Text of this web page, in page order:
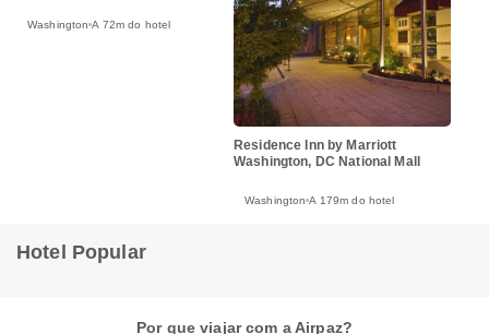
Washington A 72m do hotel
Residence Inn by Marriott
Washington, DC National Mall
Washington A 179m do hotel
Hotel Popular
Por que viajar com a Airpaz?